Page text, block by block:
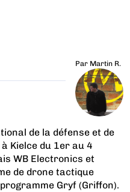
Par Martin R.
de la défense et de
Kielce du 1er au 4
WB Electronics et
de drone tactique
Gryf (Griffon).